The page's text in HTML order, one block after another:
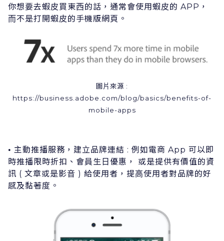
你想要去蝦⽪買東⻄的話，通常會使⽤蝦⽪的 APP，
⽽不是打開蝦⽪的⼿機版網⾴。
圖⽚來源 :
https://business.adobe.com/blog/basics/benefits-of-
mobile-apps
• 主動推播服務，建⽴品牌連結 : 例如電商 App 可以即
時推播限時折扣、會員⽣⽇優惠， 或是提供有價值的資
訊 ( ⽂章或是影⾳ ) 給使⽤者，提⾼使⽤者對品牌的好
感及黏著度。